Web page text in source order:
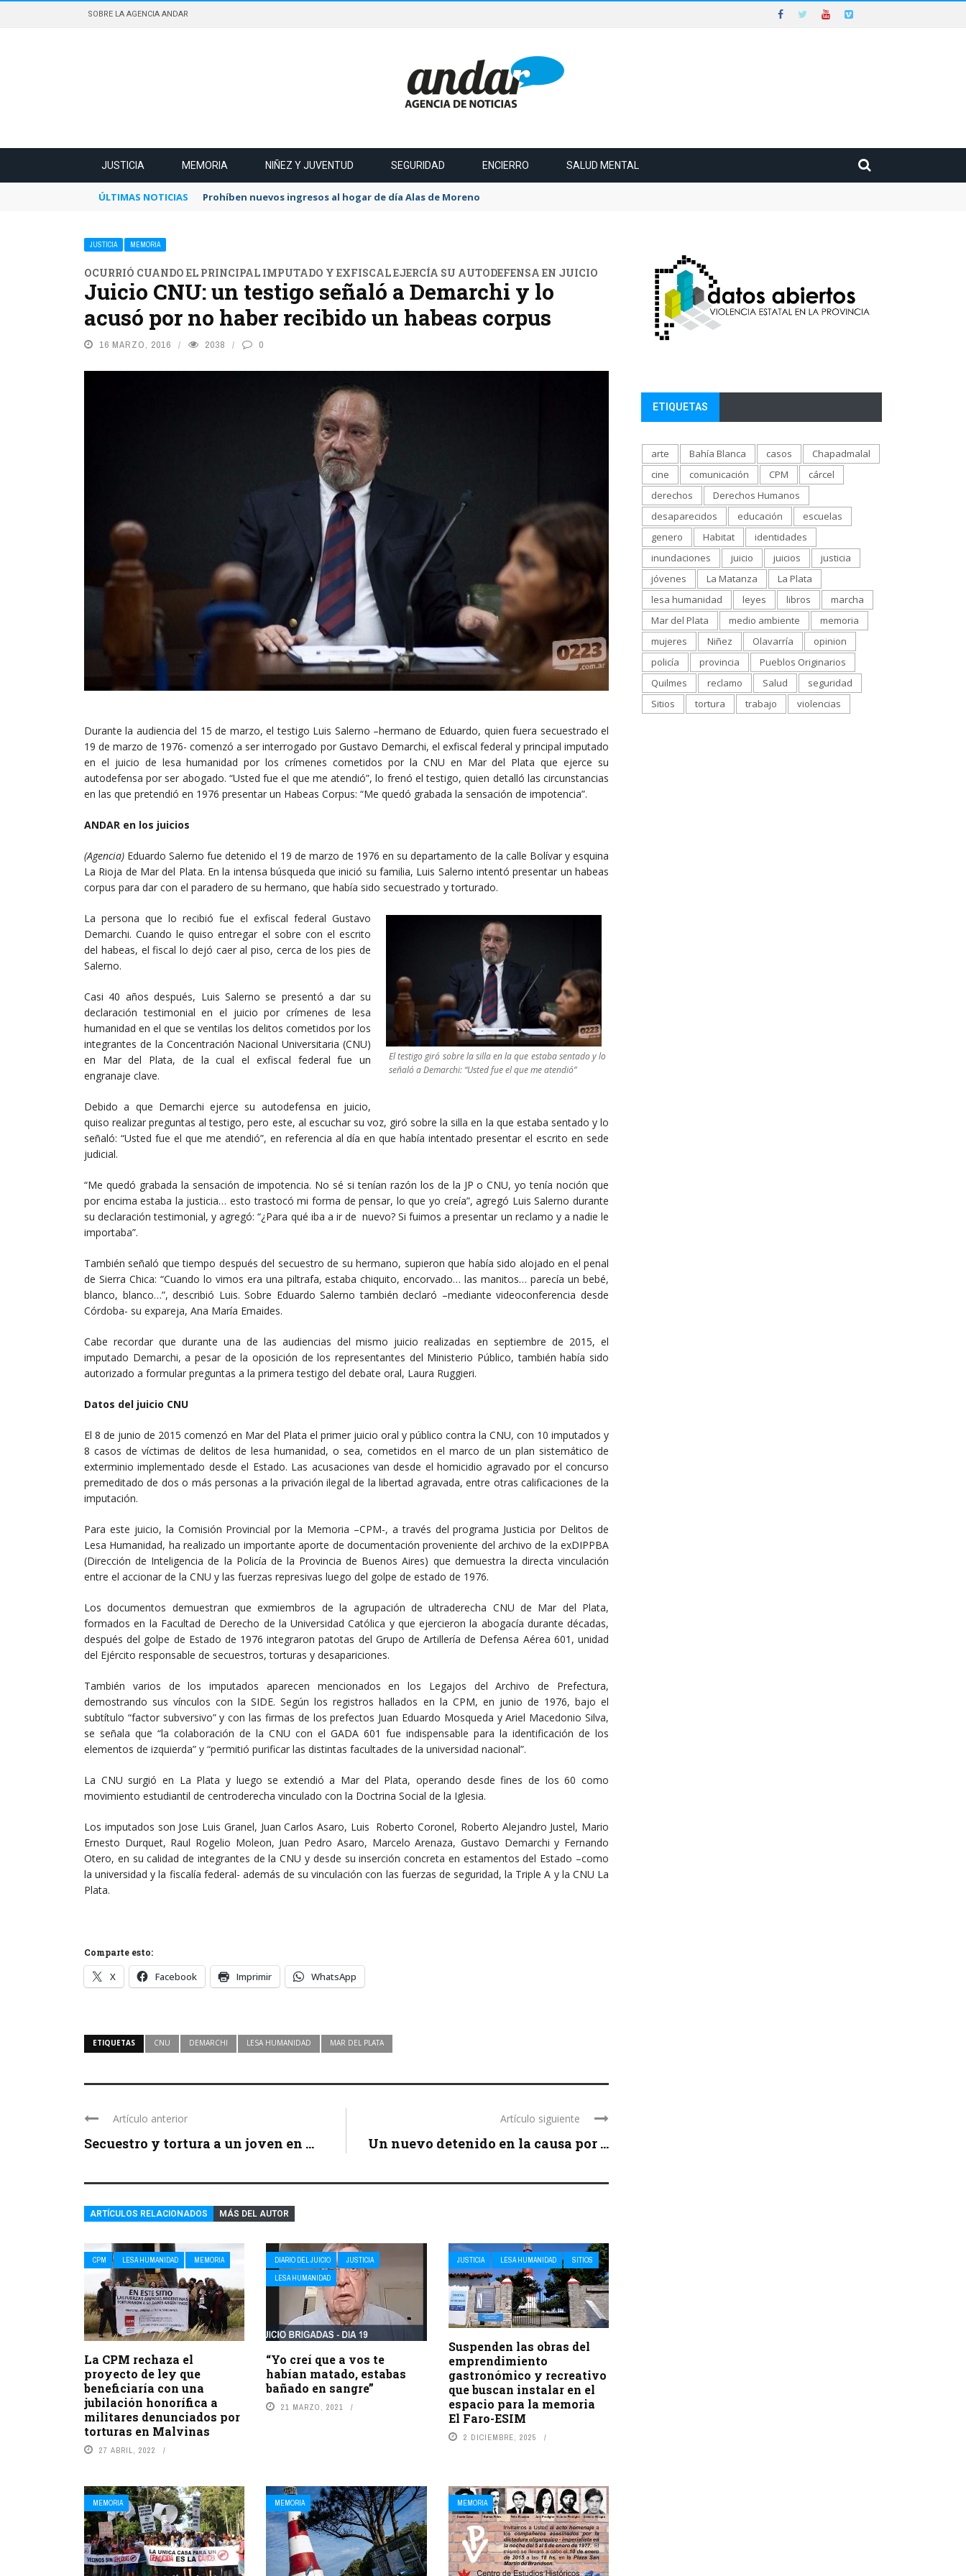
SOBRE LA AGENCIA ANDAR
JUSTICIA MEMORIA NIÑEZ Y JUVENTUD SEGURIDAD ENCIERRO SALUD MENTAL
ÚLTIMAS NOTICIAS Prohíben nuevos ingresos al hogar de día Alas de Moreno
JUSTICIA MEMORIA
OCURRIÓ CUANDO EL PRINCIPAL IMPUTADO Y EXFISCAL EJERCÍA SU AUTODEFENSA EN JUICIO
Juicio CNU: un testigo señaló a Demarchi y lo
acusó por no haber recibido un habeas corpus
16 MARZO, 2016 2038 0
Durante la audiencia del 15 de marzo, el testigo Luis Salerno –hermano de Eduardo, quien fuera secuestrado el
19 de marzo de 1976- comenzó a ser interrogado por Gustavo Demarchi, el exfiscal federal y principal imputado
en el juicio de lesa humanidad por los crímenes cometidos por la CNU en Mar del Plata que ejerce su
autodefensa por ser abogado. “Usted fue el que me atendió”, lo frenó el testigo, quien detalló las circunstancias
en las que pretendió en 1976 presentar un Habeas Corpus: “Me quedó grabada la sensación de impotencia”.
ANDAR en los juicios
(Agencia) Eduardo Salerno fue detenido el 19 de marzo de 1976 en su departamento de la calle Bolívar y esquina
La Rioja de Mar del Plata. En la intensa búsqueda que inició su familia, Luis Salerno intentó presentar un habeas
corpus para dar con el paradero de su hermano, que había sido secuestrado y torturado.
El testigo giró sobre la silla en la que estaba sentado y lo
señaló a Demarchi: “Usted fue el que me atendió”
La persona que lo recibió fue el exfiscal federal Gustavo
Demarchi. Cuando le quiso entregar el sobre con el escrito
del habeas, el fiscal lo dejó caer al piso, cerca de los pies de
Salerno.
Casi 40 años después, Luis Salerno se presentó a dar su
declaración testimonial en el juicio por crímenes de lesa
humanidad en el que se ventilas los delitos cometidos por los
integrantes de la Concentración Nacional Universitaria (CNU)
en Mar del Plata, de la cual el exfiscal federal fue un
engranaje clave.
Debido a que Demarchi ejerce su autodefensa en juicio,
quiso realizar preguntas al testigo, pero este, al escuchar su voz, giró sobre la silla en la que estaba sentado y lo
señaló: “Usted fue el que me atendió”, en referencia al día en que había intentado presentar el escrito en sede
judicial.
“Me quedó grabada la sensación de impotencia. No sé si tenían razón los de la JP o CNU, yo tenía noción que
por encima estaba la justicia… esto trastocó mi forma de pensar, lo que yo creía”, agregó Luis Salerno durante
su declaración testimonial, y agregó: “¿Para qué iba a ir de nuevo? Si fuimos a presentar un reclamo y a nadie le
importaba”.
También señaló que tiempo después del secuestro de su hermano, supieron que había sido alojado en el penal
de Sierra Chica: “Cuando lo vimos era una piltrafa, estaba chiquito, encorvado… las manitos… parecía un bebé,
blanco, blanco…”, describió Luis. Sobre Eduardo Salerno también declaró –mediante videoconferencia desde
Córdoba- su expareja, Ana María Emaides.
Cabe recordar que durante una de las audiencias del mismo juicio realizadas en septiembre de 2015, el
imputado Demarchi, a pesar de la oposición de los representantes del Ministerio Público, también había sido
autorizado a formular preguntas a la primera testigo del debate oral, Laura Ruggieri.
Datos del juicio CNU
El 8 de junio de 2015 comenzó en Mar del Plata el primer juicio oral y público contra la CNU, con 10 imputados y
8 casos de víctimas de delitos de lesa humanidad, o sea, cometidos en el marco de un plan sistemático de
exterminio implementado desde el Estado. Las acusaciones van desde el homicidio agravado por el concurso
premeditado de dos o más personas a la privación ilegal de la libertad agravada, entre otras calificaciones de la
imputación.
Para este juicio, la Comisión Provincial por la Memoria –CPM-, a través del programa Justicia por Delitos de
Lesa Humanidad, ha realizado un importante aporte de documentación proveniente del archivo de la exDIPPBA
(Dirección de Inteligencia de la Policía de la Provincia de Buenos Aires) que demuestra la directa vinculación
entre el accionar de la CNU y las fuerzas represivas luego del golpe de estado de 1976.
Los documentos demuestran que exmiembros de la agrupación de ultraderecha CNU de Mar del Plata,
formados en la Facultad de Derecho de la Universidad Católica y que ejercieron la abogacía durante décadas,
después del golpe de Estado de 1976 integraron patotas del Grupo de Artillería de Defensa Aérea 601, unidad
del Ejército responsable de secuestros, torturas y desapariciones.
También varios de los imputados aparecen mencionados en los Legajos del Archivo de Prefectura,
demostrando sus vínculos con la SIDE. Según los registros hallados en la CPM, en junio de 1976, bajo el
subtítulo “factor subversivo” y con las firmas de los prefectos Juan Eduardo Mosqueda y Ariel Macedonio Silva,
se señala que “la colaboración de la CNU con el GADA 601 fue indispensable para la identificación de los
elementos de izquierda” y “permitió purificar las distintas facultades de la universidad nacional”.
La CNU surgió en La Plata y luego se extendió a Mar del Plata, operando desde fines de los 60 como
movimiento estudiantil de centroderecha vinculado con la Doctrina Social de la Iglesia.
Los imputados son Jose Luis Granel, Juan Carlos Asaro, Luis Roberto Coronel, Roberto Alejandro Justel, Mario
Ernesto Durquet, Raul Rogelio Moleon, Juan Pedro Asaro, Marcelo Arenaza, Gustavo Demarchi y Fernando
Otero, en su calidad de integrantes de la CNU y desde su inserción concreta en estamentos del Estado –como
la universidad y la fiscalía federal- además de su vinculación con las fuerzas de seguridad, la Triple A y la CNU La
Plata.
Comparte esto:
X Facebook Imprimir WhatsApp
ETIQUETAS CNU DEMARCHI LESA HUMANIDAD MAR DEL PLATA
Artículo anterior
Secuestro y tortura a un joven en ...
Artículo siguiente
Un nuevo detenido en la causa por ...
ARTÍCULOS RELACIONADOS MÁS DEL AUTOR
CPM LESA HUMANIDAD MEMORIA
La CPM rechaza el
proyecto de ley que
beneficiaría con una
jubilación honorífica a
militares denunciados por
torturas en Malvinas
27 ABRIL, 2022
DIARIO DEL JUICIO
JUSTICIA
LESA HUMANIDAD
“Yo creí que a vos te
habían matado, estabas
bañado en sangre”
21 MARZO, 2021
JUSTICIA LESA HUMANIDAD SITIOS
Suspenden las obras del
emprendimiento
gastronómico y recreativo
que buscan instalar en el
espacio para la memoria
El Faro-ESIM
2 DICIEMBRE, 2025
MEMORIA MEMORIA MEMORIA
ETIQUETAS
arte Bahía Blanca casos
Chapadmalal
cine
comunicación CPM
cárcel
derechos
Derechos Humanos
desaparecidos
educación
escuelas
genero
Habitat
identidades
inundaciones
juicio juicios
justicia
jóvenes
La Matanza
La Plata
lesa humanidad
leyes libros
marcha
Mar del Plata
medio ambiente
memoria
mujeres
Niñez Olavarría
opinion
policía
provincia
Pueblos Originarios
Quilmes
reclamo Salud
seguridad
Sitios
tortura trabajo violencias